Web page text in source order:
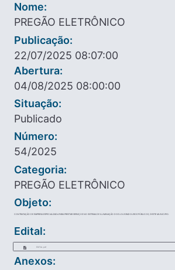
Nome:
PREGÃO ELETRÔNICO
Publicação:
22/07/2025 08:07:00
Abertura:
04/08/2025 08:00:00
Situação:
Publicado
Número:
54/2025
Categoria:
PREGÃO ELETRÔNICO
Objeto:
CONTRATAÇÃO DE EMPRESA ESPECIALIZADA PARA PRESTAR SERVIÇOS NO SISTEMA DE ILUMINAÇÃO DOS LOUGRADOUROS PÚBLICOS, DESTE MUNICIPIO.
Edital:
EDITAL.pdf
Anexos: